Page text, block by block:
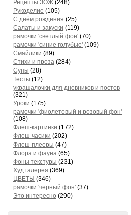
Рецепты ЗОЖ (248)
Рукоделие (105)
С днём рождения (25)
Салаты и закуски (119)
рамочки 'светлый фон' (70)
рамочки 'синие голубые' (109)
Смайлики (89)
Стихи и проза (284)
Супы (28)
Тесты (12)
украшалочки для дневников и постов
(321)
Уроки (175)
рамочки 'фиолетовый и розовый фон'
(108)
Флеш-картинки (172)
Флеш-часики (202)
Флеш-плееры (47)
Флора и фауна (65)
Фоны текстуры (231)
Худ.галерея (369)
ЦВЕТЫ (346)
рамочки 'черный фон' (37)
Это интересно (290)